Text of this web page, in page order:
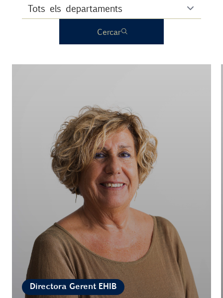
Cercar
Directora Gerent EHIB